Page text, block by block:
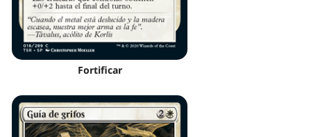
Fortificar